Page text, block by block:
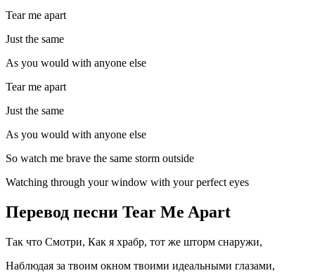
Tear me apart
Just the same
As you would with anyone else
Tear me apart
Just the same
As you would with anyone else
So watch me brave the same storm outside
Watching through your window with your perfect eyes
Перевод песни Tear Me Apart
Так что Смотри, Как я храбр, тот же шторм снаружи,
Наблюдая за твоим окном твоими идеальными глазами,